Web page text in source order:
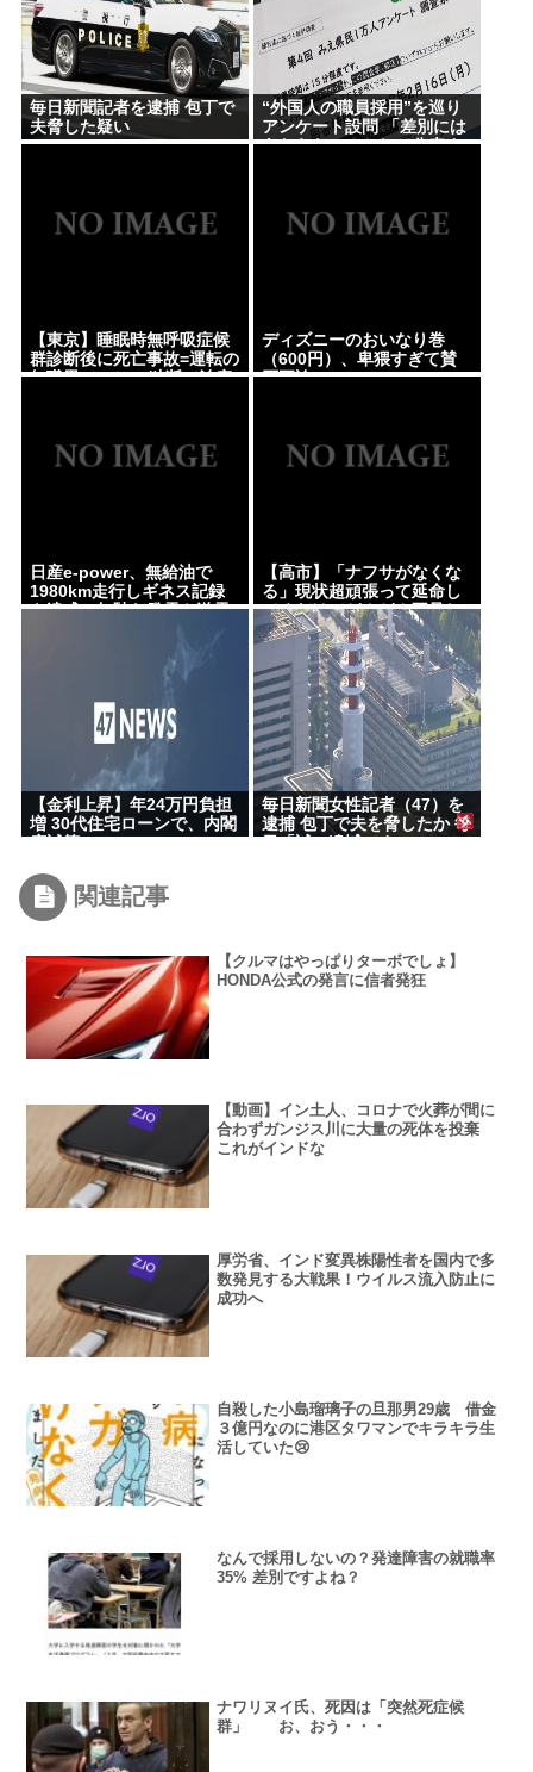
毎日新聞記者を逮捕 包丁で
夫脅した疑い
“外国人の職員採用”を巡り
アンケート設問 「差別には
あたらない」として公表す
【東京】睡眠時無呼吸症候
群診断後に死亡事故=運転の
無職男（34）、独断で治療
ディズニーのおいなり巻
（600円）、卑猥すぎて賛
否両論www
日産e-power、無給油で
1980km走行しギネス記録
を達成、無駄な発電や送電
【高市】「ナフサがなくな
る」現状超頑張って延命し
てるだけでどんどん不足し
てる状況は改善してないの
にもうナフサあることにな
った理由
【金利上昇】年24万円負担
増 30代住宅ローンで、内閣
毎日新聞女性記者（47）を
逮捕 包丁で夫を脅したか 毎
関連記事
【クルマはやっぱりターボでしょ】
HONDA公式の発言に信者発狂
【動画】イン土人、コロナで火葬が間に
合わずガンジス川に大量の死体を投棄
これがインドな
厚労省、インド変異株陽性者を国内で多
数発見する大戦果！ウイルス流入防止に
成功へ
自殺した小島瑠璃子の旦那男29歳 借金
３億円なのに港区タワマンでキラキラ生
活していた😢
なんで採用しないの？発達障害の就職率
35% 差別ですよね？
ナワリヌイ氏、死因は「突然死症候
群」 お、おう・・・